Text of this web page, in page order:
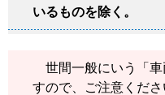
いるものを除く。
世間一般にいう「車
すので、ご注意くださ